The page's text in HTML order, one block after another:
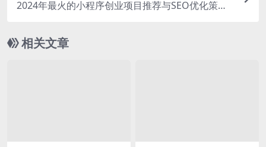
2024年最火的小程序创业项目推荐与SEO优化策略
相关文章